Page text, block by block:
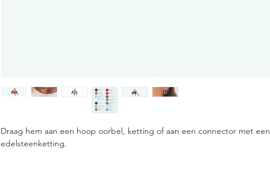
Draag hem aan een hoop oorbel, ketting of aan een connector met een
edelsteenketting.